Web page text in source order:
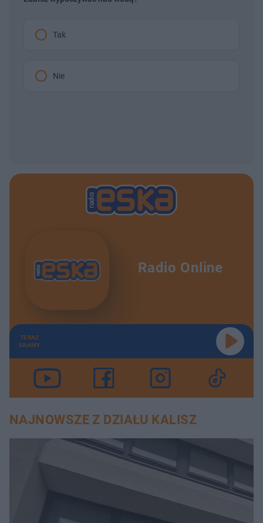
Tak
Nie
Radio Online
TERAZ
GRAMY
NAJNOWSZE Z DZIAŁU KALISZ